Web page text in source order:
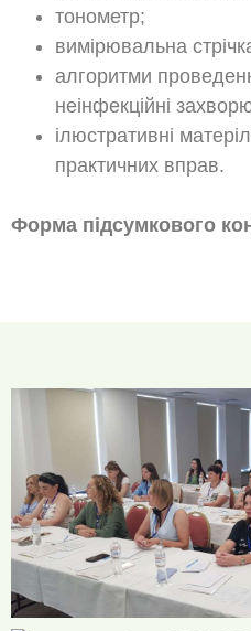
тонометр;
вимірювальна
алгоритми
неінфекційні
ілюстративні
практичних вправ.
Форма підсумкового